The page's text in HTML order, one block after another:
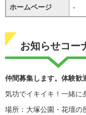
ホームページ -
お知らせコー
仲間募集します。体験歓
気功でイキイキ！一緒に
場所：大塚公園・花壇の